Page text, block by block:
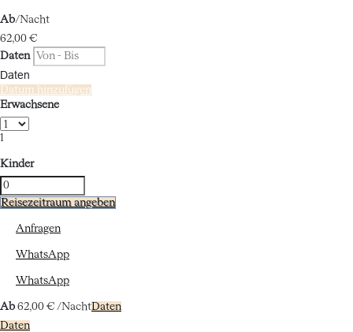
Ab/Nacht
62,00 €
Daten
Daten
Datum hinzufügen
Erwachsene
1
Kinder
Reisezeitraum angeben
Anfragen
WhatsApp
WhatsApp
Ab 62,00 € /NachtDaten
Daten